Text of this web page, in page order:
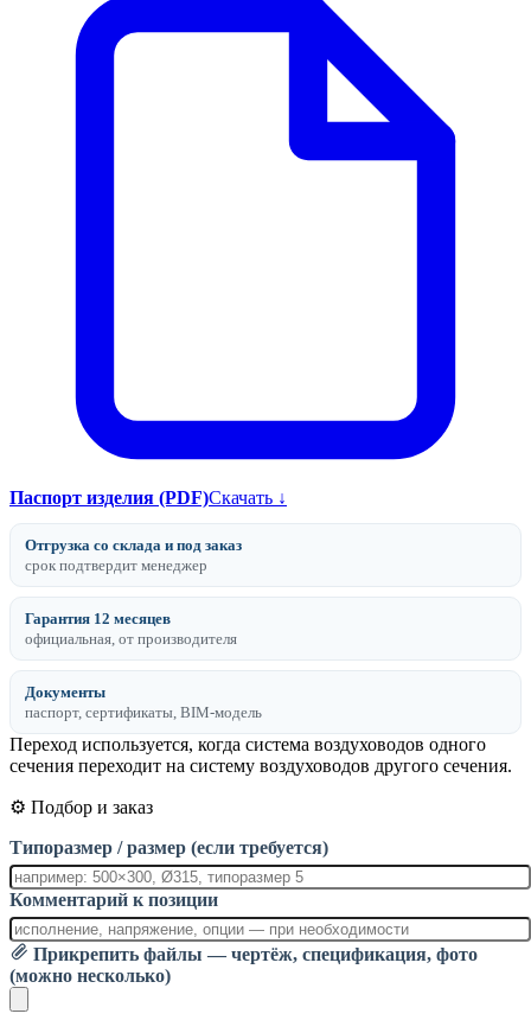
Паспорт изделия (PDF)Скачать ↓
Отгрузка со склада и под заказ
срок подтвердит менеджер
Гарантия 12 месяцев
официальная, от производителя
Документы
паспорт, сертификаты, BIM-модель
Переход используется, когда система воздуховодов одного
сечения переходит на систему воздуховодов другого сечения.
⚙️ Подбор и заказ
Типоразмер / размер (если требуется)
Комментарий к позиции
Прикрепить файлы — чертёж, спецификация, фото
(можно несколько)